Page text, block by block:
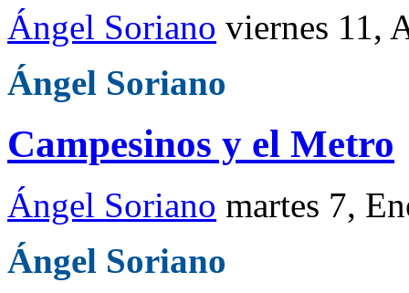
Ángel Soriano viernes 11,
Ángel Soriano
Campesinos y el Metro
Ángel Soriano martes 7,
Ángel Soriano